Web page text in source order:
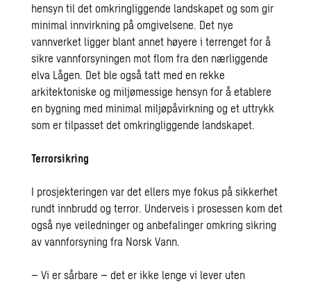
hensyn til det omkringliggende landskapet og som gir
minimal innvirkning på omgivelsene. Det nye
vannverket ligger blant annet høyere i terrenget for å
sikre vannforsyningen mot flom fra den nærliggende
elva Lågen. Det ble også tatt med en rekke
arkitektoniske og miljømessige hensyn for å etablere
en bygning med minimal miljøpåvirkning og et uttrykk
som er tilpasset det omkringliggende landskapet.
Terrorsikring
I prosjekteringen var det ellers mye fokus på sikkerhet
rundt innbrudd og terror. Underveis i prosessen kom det
også nye veiledninger og anbefalinger omkring sikring
av vannforsyning fra Norsk Vann.
– Vi er sårbare – det er ikke lenge vi lever uten